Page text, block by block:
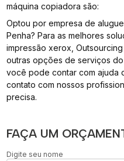
máquina copiadora são:
Optou por empresa de
Penha? Para as melhores
impressão xerox,
outras opções de serviços
você pode contar com ajuda
contato com nossos
precisa.
FAÇA UM
Digite seu nome